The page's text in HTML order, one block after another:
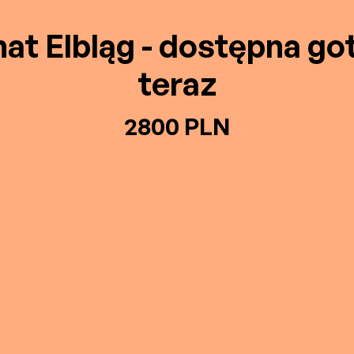
Elbląg - dostępna
teraz
2800 PLN